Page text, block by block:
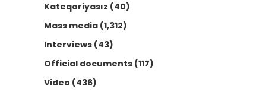
Kateqoriyasız (40)
Mass media (1,312)
Interviews (43)
Official documents (117)
Video (436)